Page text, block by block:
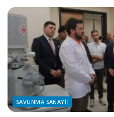
SAVUNMA SANAYII